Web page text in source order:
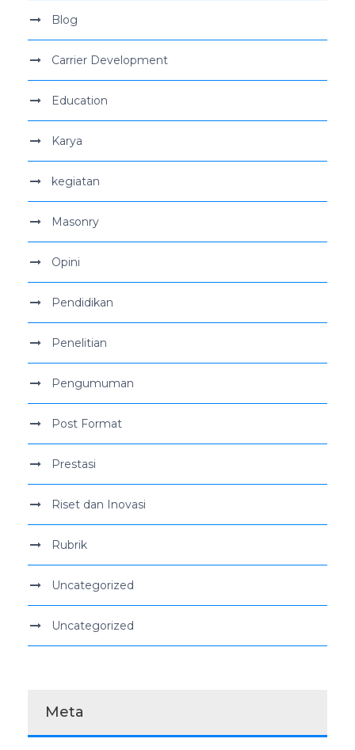
Blog
Carrier Development
Education
Karya
kegiatan
Masonry
Opini
Pendidikan
Penelitian
Pengumuman
Post Format
Prestasi
Riset dan Inovasi
Rubrik
Uncategorized
Uncategorized
Meta